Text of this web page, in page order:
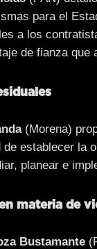
para el
a los
de fianza
(Morena)
establecer la
planear e
materia de
Bustamante